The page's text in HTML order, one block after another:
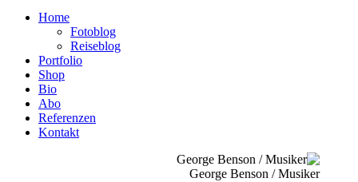
Home
Fotoblog
Reiseblog
Portfolio
Shop
Bio
Abo
Referenzen
Kontakt
George Benson / Musiker